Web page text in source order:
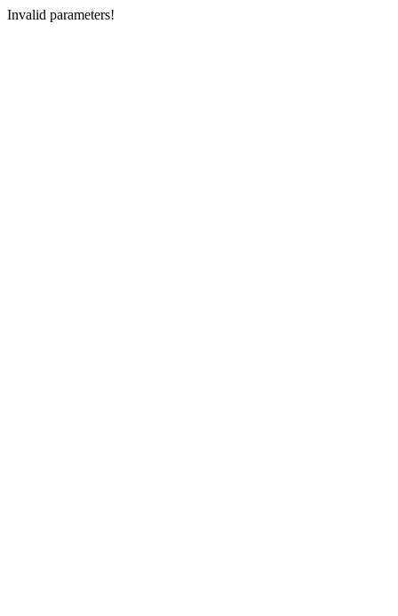
Invalid parameters!